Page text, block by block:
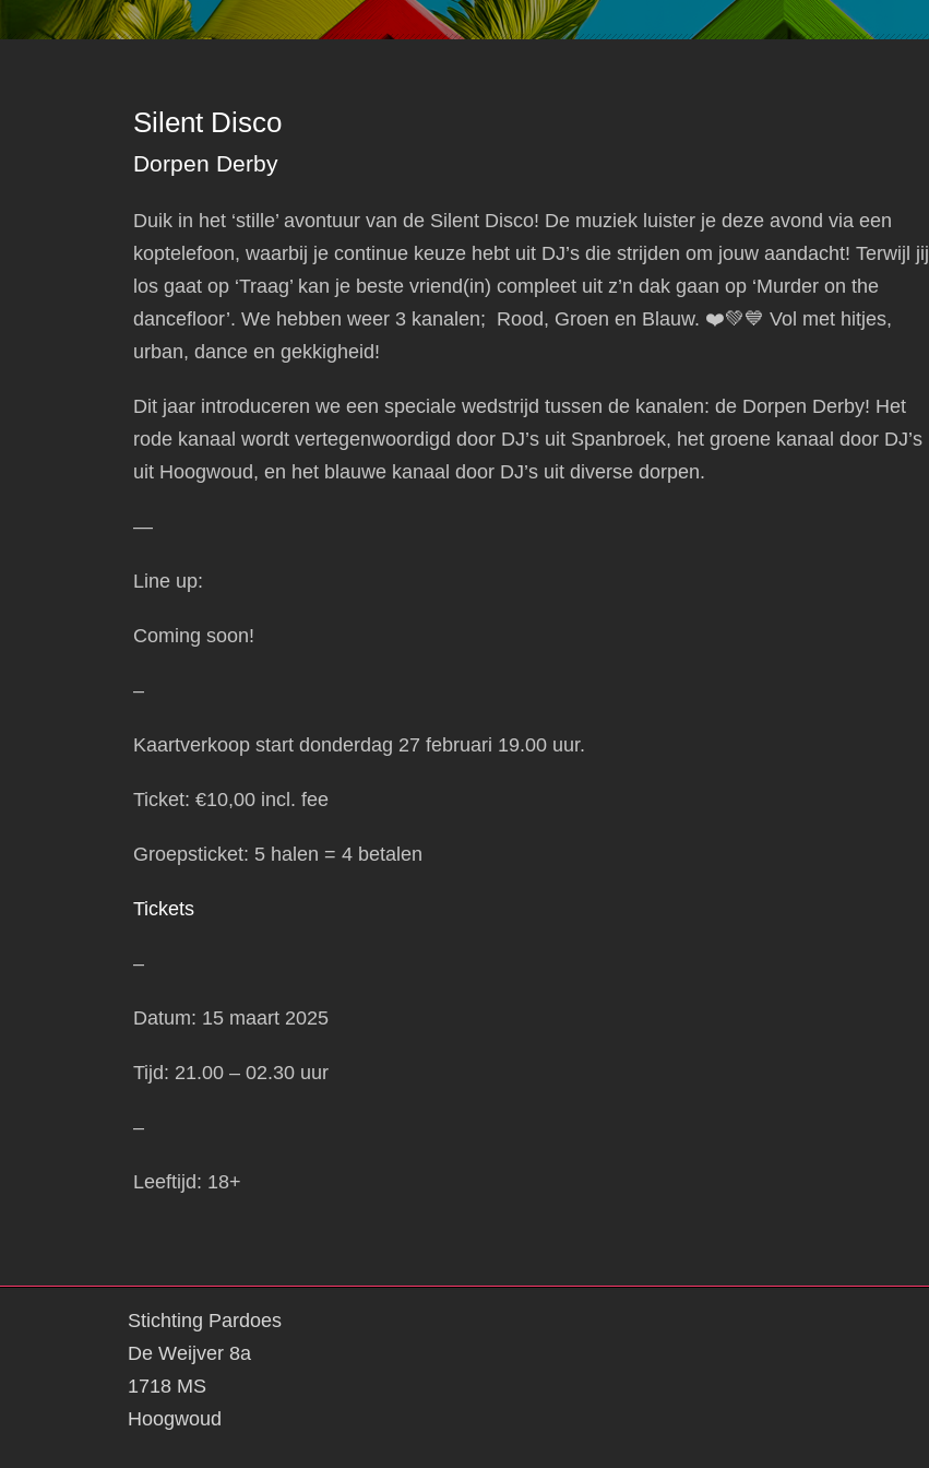
Silent Disco
Dorpen Derby
Duik in het ‘stille’ avontuur van de Silent Disco! De muziek luister je deze avond via een
koptelefoon, waarbij je continue keuze hebt uit DJ’s die strijden om jouw aandacht! Terwijl jij
los gaat op ‘Traag’ kan je beste vriend(in) compleet uit z’n dak gaan op ‘Murder on the
dancefloor’. We hebben weer 3 kanalen; Rood, Groen en Blauw. ❤️💚💙 Vol met hitjes,
urban, dance en gekkigheid!
Dit jaar introduceren we een speciale wedstrijd tussen de kanalen: de Dorpen Derby! Het
rode kanaal wordt vertegenwoordigd door DJ’s uit Spanbroek, het groene kanaal door DJ’s
uit Hoogwoud, en het blauwe kanaal door DJ’s uit diverse dorpen.
—
Line up:
Coming soon!
–
Kaartverkoop start donderdag 27 februari 19.00 uur.
Ticket: €10,00 incl. fee
Groepsticket: 5 halen = 4 betalen
Tickets
–
Datum: 15 maart 2025
Tijd: 21.00 – 02.30 uur
–
Leeftijd: 18+
Stichting Pardoes
De Weijver 8a
1718 MS
Hoogwoud